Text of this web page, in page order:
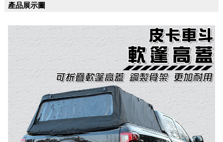
產品展示圖